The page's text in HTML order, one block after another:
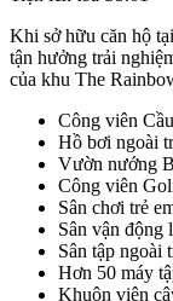
Khi sở hữu căn hộ
tận hưởng trải
của khu The
Công viên
Hồ bơi ngoài
Vườn nướng
Công viên
Sân chơi trẻ
Sân vận động
Sân tập ngoài
Hơn 50 máy
Khuôn viên